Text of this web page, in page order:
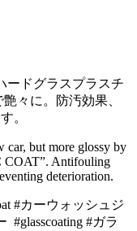
ードグラスプラスチ
々に。防汚効果、
。
car, but more glossy by
Antifouling
deterioration.
#カーウォッシュジ
#glasscoating #ガラ